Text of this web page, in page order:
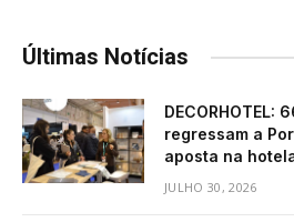
Últimas Notícias
DECORHOTEL:
regressam a
aposta na
JULHO 30, 2026